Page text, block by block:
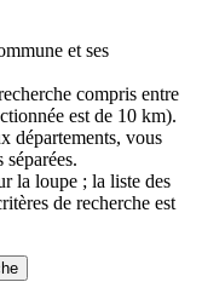
et ses
compris entre
est de 10 km).
départements, vous
la loupe ; la liste des
de recherche est